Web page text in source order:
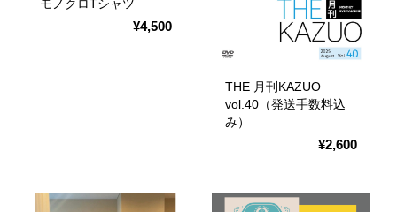
モノクロTシャツ
¥4,500
THE 月刊KAZUO
vol.40（発送手数料込
み）
¥2,600